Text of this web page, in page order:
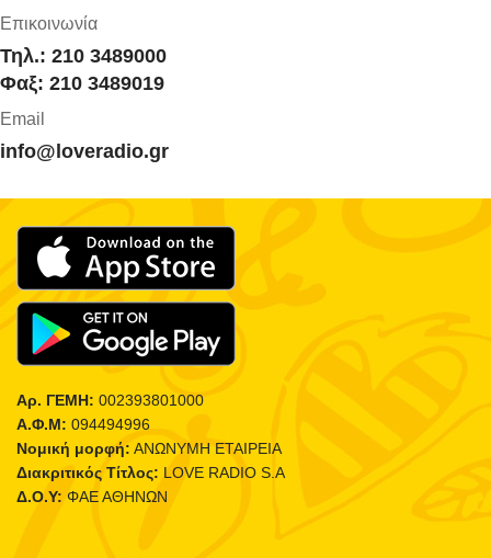
Επικοινωνία
Τηλ.: 210 3489000
Φαξ: 210 3489019
Email
info@loveradio.gr
Αρ. ΓΕΜΗ: 002393801000
Α.Φ.Μ: 094494996
Νομική μορφή: ΑΝΩΝΥΜΗ ΕΤΑΙΡΕΙΑ
Διακριτικός Τίτλος: LOVE RADIO S.A
Δ.Ο.Υ: ΦΑΕ ΑΘΗΝΩΝ